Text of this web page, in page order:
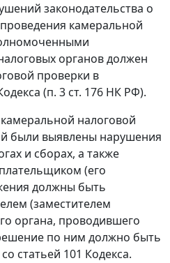
законодательства о
камеральной
органов должен
проверки в
(п. 3 ст. 176 НК РФ).
налоговой
были выявлены нарушения
и сборах, а также
(его
должны быть
(заместителем
органа, проводившего
по ним должно быть
статьей 101 Кодекса.